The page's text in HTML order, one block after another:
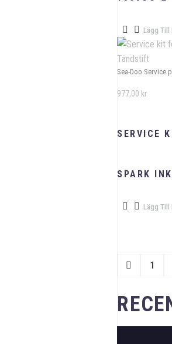
Lägg Till
Sea-Doo Service
SERVICE
SPARK
977,00 kr
Lägg Till
1